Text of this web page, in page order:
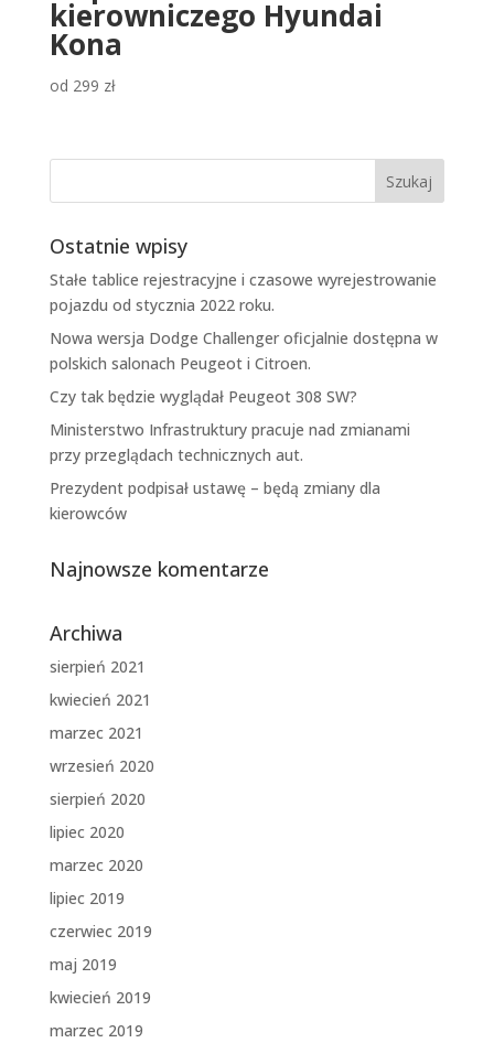
kierowniczego Hyundai
Kona
od 299 zł
Ostatnie wpisy
Stałe tablice rejestracyjne i czasowe wyrejestrowanie
pojazdu od stycznia 2022 roku.
Nowa wersja Dodge Challenger oficjalnie dostępna w
polskich salonach Peugeot i Citroen.
Czy tak będzie wyglądał Peugeot 308 SW?
Ministerstwo Infrastruktury pracuje nad zmianami
przy przeglądach technicznych aut.
Prezydent podpisał ustawę – będą zmiany dla
kierowców
Najnowsze komentarze
Archiwa
sierpień 2021
kwiecień 2021
marzec 2021
wrzesień 2020
sierpień 2020
lipiec 2020
marzec 2020
lipiec 2019
czerwiec 2019
maj 2019
kwiecień 2019
marzec 2019